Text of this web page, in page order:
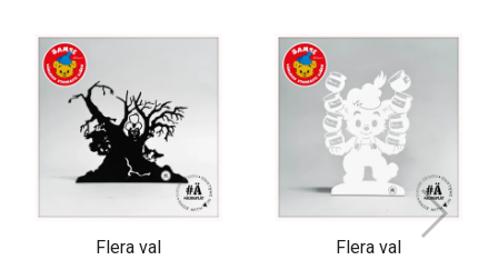
Flera val Flera val